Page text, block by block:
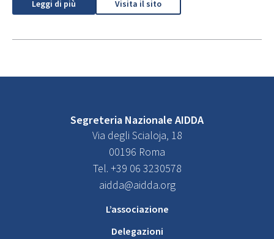
Leggi di più Visita il sito
Segreteria Nazionale AIDDA
Via degli Scialoja, 18
00196 Roma
Tel. +39 06 3230578
aidda@aidda.org
L’associazione
Delegazioni